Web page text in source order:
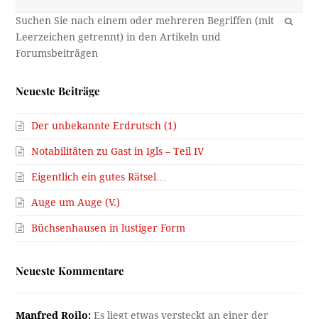
OK
Neueste Beiträge
Der unbekannte Erdrutsch (1)
Notabilitäten zu Gast in Igls – Teil IV
Eigentlich ein gutes Rätsel…
Auge um Auge (V.)
Büchsenhausen in lustiger Form
Neueste Kommentare
Manfred Roilo: Es liegt etwas versteckt an einer der